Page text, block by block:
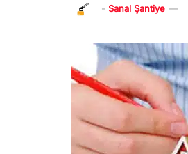
- Sanal Şantiye